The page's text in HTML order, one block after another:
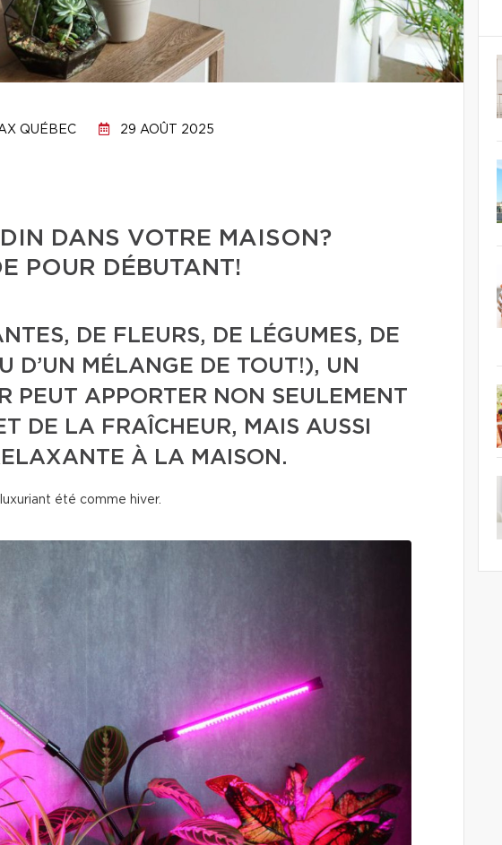
QUÉBEC 29 AOÛT 2025
DANS VOTRE MAISON?
POUR DÉBUTANT!
DE FLEURS, DE LÉGUMES, DE
D’UN MÉLANGE DE TOUT!), UN
PEUT APPORTER NON SEULEMENT
DE LA FRAÎCHEUR, MAIS AUSSI
À LA MAISON.
été comme hiver.